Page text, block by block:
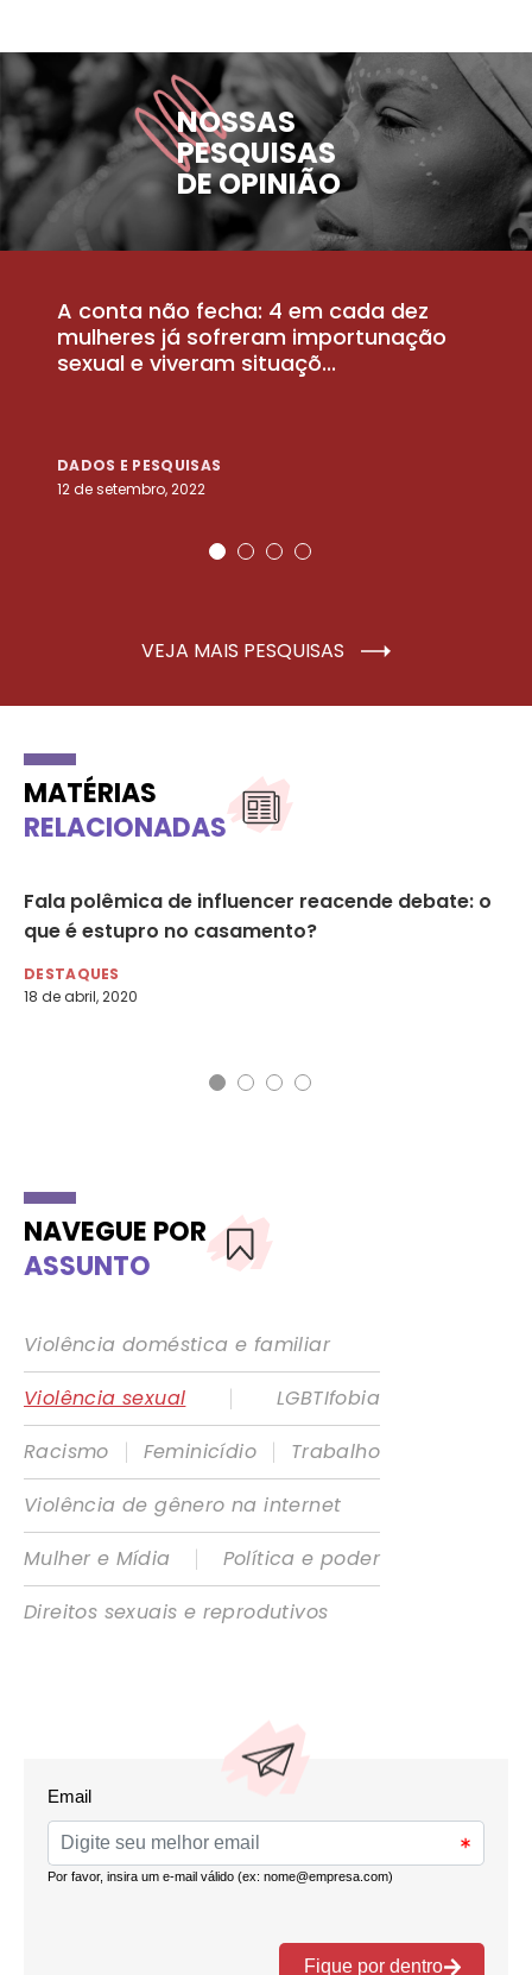
NOSSAS
PESQUISAS
DE OPINIÃO
A conta não fecha: 4 em cada dez
mulheres já sofreram importunação
sexual e viveram situaçõ...
DADOS E PESQUISAS
12 de setembro, 2022
VEJA MAIS PESQUISAS
MATÉRIAS
RELACIONADAS
Fala polêmica de influencer reacende debate: o
que é estupro no casamento?
DESTAQUES
18 de abril, 2020
NAVEGUE POR
ASSUNTO
Violência doméstica e familiar
Violência sexual
|
LGBTIfobia
Racismo
| Feminicídio |
Trabalho
Violência de gênero na internet
Mulher e Mídia
|
Política e poder
Direitos sexuais e reprodutivos